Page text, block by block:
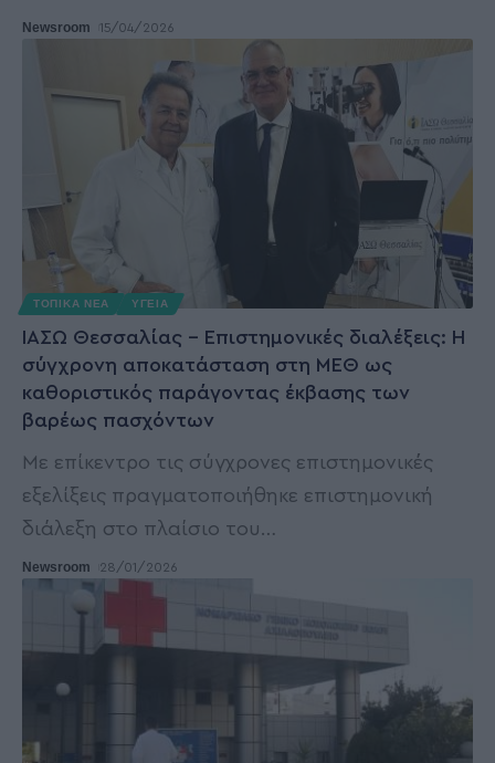
Newsroom 15/04/2026
ΤΟΠΙΚΑ ΝΕΑ ΥΓΕΙΑ
ΙΑΣΩ Θεσσαλίας – Επιστημονικές διαλέξεις: Η
σύγχρονη αποκατάσταση στη ΜΕΘ ως
καθοριστικός παράγοντας έκβασης των
βαρέως πασχόντων
Με επίκεντρο τις σύγχρονες επιστημονικές
εξελίξεις πραγματοποιήθηκε επιστημονική
διάλεξη στο πλαίσιο του…
Newsroom 28/01/2026